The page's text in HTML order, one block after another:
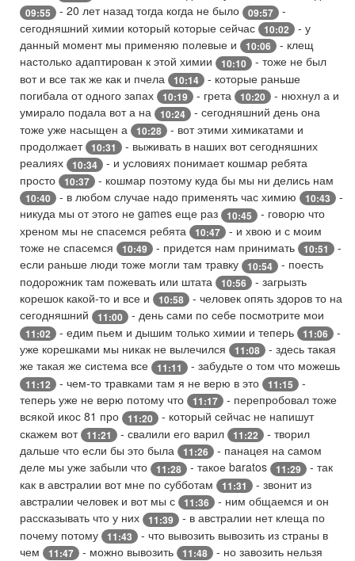
09:55 - 20 лет назад тогда когда не было 09:57
-
сегодняшний химии который которые сейчас
10:02
- у
данный момент мы применяю полевые и
10:06
- клещ
настолько адаптирован к этой химии
10:10
- тоже не был
вот и все так же как и пчела
10:14
- которые раньше
погибала от одного запах
10:19 - грета 10:20
- нюхнул а и
умирало подала вот а на
10:24
- сегодняшний день она
тоже уже насыщен а
10:28
- вот этими химикатами и
продолжает 10:31
- выживать в наших вот сегодняшних
реалиях
10:34
- и условиях понимает кошмар ребята
просто
10:37 - кошмар поэтому куда бы мы ни делись нам
10:40 - в любом случае надо применять час химию 10:43
-
никуда мы от этого не games еще раз
10:45
- говорю что
хреном мы не спасемся ребята
10:47
- и хвою и с моим
тоже не спасемся
10:49 - придется нам принимать 10:51
-
если раньше люди тоже могли там травку
10:54
- поесть
подорожник там пожевать или штата
10:56
- загрызть
корешок какой-то и все и
10:58
- человек опять здоров то на
сегодняшний
11:00 - день сами по себе посмотрите мои
11:02 - едим пьем и дышим только химии и теперь 11:06
-
уже корешками мы никак не вылечился
11:08
- здесь такая
же такая же система все
11:11 - забудьте о том что можешь
11:12 - чем-то травками там я не верю в это 11:15
-
теперь уже не верю потому что
11:17
- перепробовал тоже
всякой икос 81 про
11:20
- который сейчас не напишут
скажем вот 11:21 - свалили его варил 11:22
- творил
дальше что если бы это была
11:26
- панацея на самом
деле мы уже забыли что
11:28 - такое baratos 11:29
- так
как в австралии вот мне по субботам
11:31
- звонит из
австралии человек и вот мы с
11:36
- ним общаемся и он
рассказывать что у них
11:39
- в австралии нет клеща по
почему потому
11:43
- что вывозить вывозить из страны в
чем
11:47 - можно вывозить 11:48
- но завозить нельзя